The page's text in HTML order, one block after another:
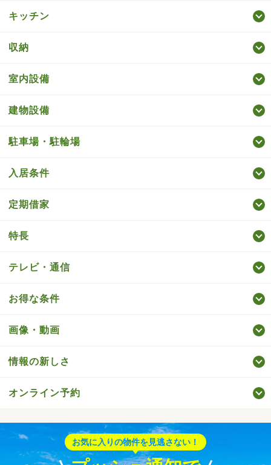
キッチン
収納
室内設備
建物設備
駐車場・駐輪場
入居条件
定期借家
特長
テレビ・通信
お得な条件
画像・動画
情報の新しさ
オンライン予約
お気に入りの物件を見逃さない！